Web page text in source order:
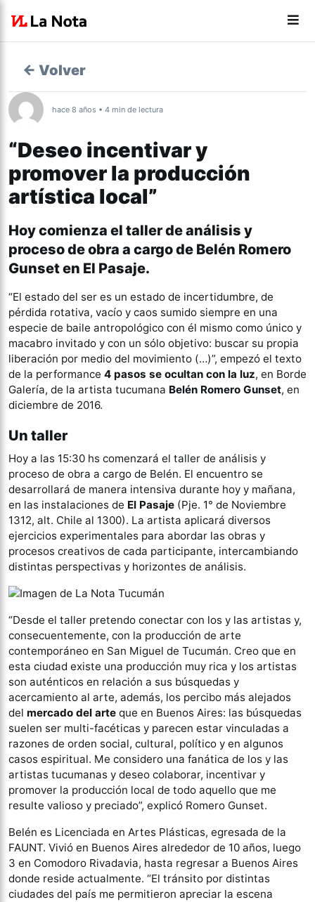
← Volver
hace 8 años • 4 min de lectura
“Deseo incentivar y
promover la producción
artística local”
Hoy comienza el taller de análisis y
proceso de obra a cargo de Belén Romero
Gunset en El Pasaje.
“El estado del ser es un estado de incertidumbre, de
pérdida rotativa, vacío y caos sumido siempre en una
especie de baile antropológico con él mismo como único y
macabro invitado y con un sólo objetivo: buscar su propia
liberación por medio del movimiento (…)”, empezó el texto
de la performance 4 pasos se ocultan con la luz, en Borde
Galería, de la artista tucumana Belén Romero Gunset, en
diciembre de 2016.
Un taller
Hoy a las 15:30 hs comenzará el taller de análisis y
proceso de obra a cargo de Belén. El encuentro se
desarrollará de manera intensiva durante hoy y mañana,
en las instalaciones de El Pasaje (Pje. 1° de Noviembre
1312, alt. Chile al 1300). La artista aplicará diversos
ejercicios experimentales para abordar las obras y
procesos creativos de cada participante, intercambiando
distintas perspectivas y horizontes de análisis.
“Desde el taller pretendo conectar con los y las artistas y,
consecuentemente, con la producción de arte
contemporáneo en San Miguel de Tucumán. Creo que en
esta ciudad existe una producción muy rica y los artistas
son auténticos en relación a sus búsquedas y
acercamiento al arte, además, los percibo más alejados
del mercado del arte que en Buenos Aires: las búsquedas
suelen ser multi-facéticas y parecen estar vinculadas a
razones de orden social, cultural, político y en algunos
casos espiritual. Me considero una fanática de los y las
artistas tucumanas y deseo colaborar, incentivar y
promover la producción local de todo aquello que me
resulte valioso y preciado”, explicó Romero Gunset.
Belén es Licenciada en Artes Plásticas, egresada de la
FAUNT. Vivió en Buenos Aires alrededor de 10 años, luego
3 en Comodoro Rivadavia, hasta regresar a Buenos Aires
donde reside actualmente. “El tránsito por distintas
ciudades del país me permitieron apreciar la escena